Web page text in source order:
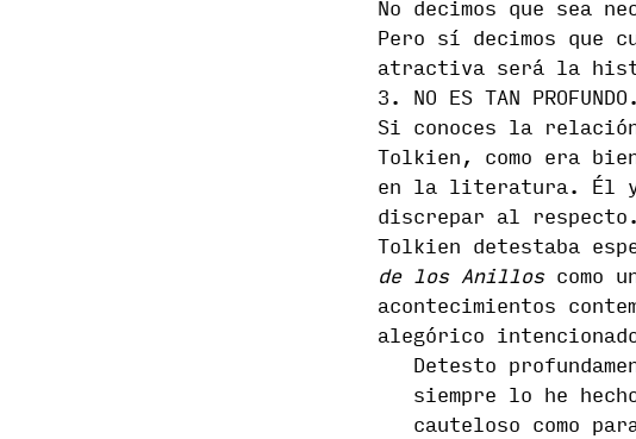
No decimos que sea
Pero sí decimos que
atractiva será la
3. NO ES TAN PROFUNDO.
Si conoces la
Tolkien, como era
en la literatura. Él y
discrepar al respecto.
Tolkien detestaba
de los Anilloscomo
acontecimientos
alegórico
Detesto
siempre lo he
cauteloso como